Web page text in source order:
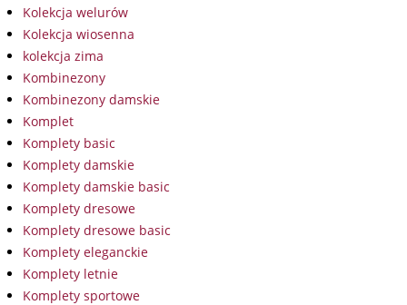
Kolekcja welurów
Kolekcja wiosenna
kolekcja zima
Kombinezony
Kombinezony damskie
Komplet
Komplety basic
Komplety damskie
Komplety damskie basic
Komplety dresowe
Komplety dresowe basic
Komplety eleganckie
Komplety letnie
Komplety sportowe